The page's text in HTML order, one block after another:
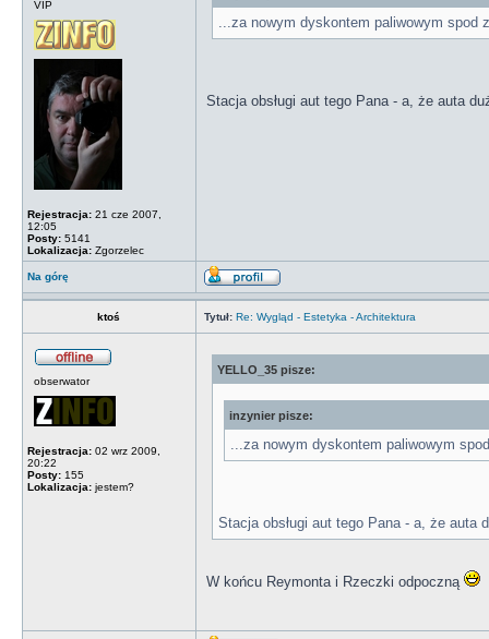
VIP
Rejestracja: 21 cze 2007,
12:05
Posty: 5141
Lokalizacja: Zgorzelec
...za nowym dyskontem paliwowym spod
Stacja obsługi aut tego Pana - a, że auta
Na górę
ktoś Tytuł: Re: Wygląd - Estetyka - Architektura
obserwator
Rejestracja: 02 wrz 2009,
20:22
Posty: 155
Lokalizacja: jestem?
YELLO_35 pisze:
inzynier pisze:
...za nowym dyskontem paliwowym
Stacja obsługi aut tego Pana - a, że auta
W końcu Reymonta i Rzeczki odpoczną